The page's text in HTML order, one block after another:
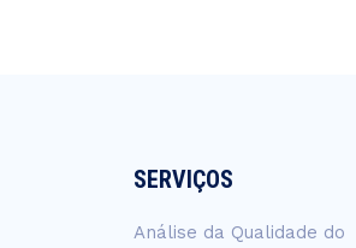
SERVIÇOS
Análise da Qualidade do